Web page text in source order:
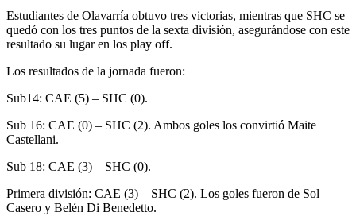
Estudiantes de Olavarría obtuvo tres victorias, mientras que SHC se
quedó con los tres puntos de la sexta división, asegurándose con este
resultado su lugar en los play off.
Los resultados de la jornada fueron:
Sub14: CAE (5) – SHC (0).
Sub 16: CAE (0) – SHC (2). Ambos goles los convirtió Maite
Castellani.
Sub 18: CAE (3) – SHC (0).
Primera división: CAE (3) – SHC (2). Los goles fueron de Sol
Casero y Belén Di Benedetto.